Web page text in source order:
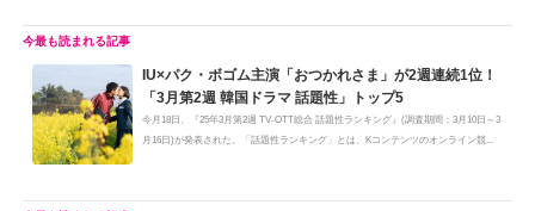
IU×パク・ボゴム主演「おつかれさま」が2週連続1位！
「3月第2週 韓国ドラマ 話題性」トップ5
今月18日、『25年3月第2週 TV-OTT総合 話題性ランキング』(調査期間：3月10日～3
月16日)が発表された。「話題性ランキング」とは、Kコンテンツのオンライン競...